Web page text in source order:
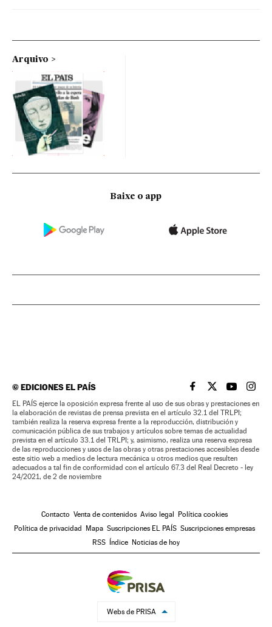
Arquivo
Baixe o app
©EDICIONES EL PAÍS EL PAÍS BRASIL EN
EL PAÍSEL PAÍS
EL
EL PAÍS ejerce la oposición expresa frente al uso de sus obras y prestaciones en
la elaboración de revistas de prensa prevista en el artículo 32.1 del TRLPI;
también realiza la reserva expresa frente a la reproducción, distribución y
comunicación pública de sus trabajos y artículos sobre temas de actualidad
prevista en el artículo 33.1 del TRLPI; y, asimismo, realiza una reserva expresa
de las reproducciones y usos de las obras y otras prestaciones accesibles desde
este sitio web a medios de lectura mecánica u otros medios que resulten
adecuados a tal fin de conformidad con el artículo 67.3 del Real Decreto - ley
24/2021, de 2 de noviembre
Contacto Venta de contenidos Aviso legal
Política cookies
Política de privacidad
Mapa Suscripciones EL PAÍS Suscripciones empresas
RSS
Índice Noticias de hoy
Webs de PRISA